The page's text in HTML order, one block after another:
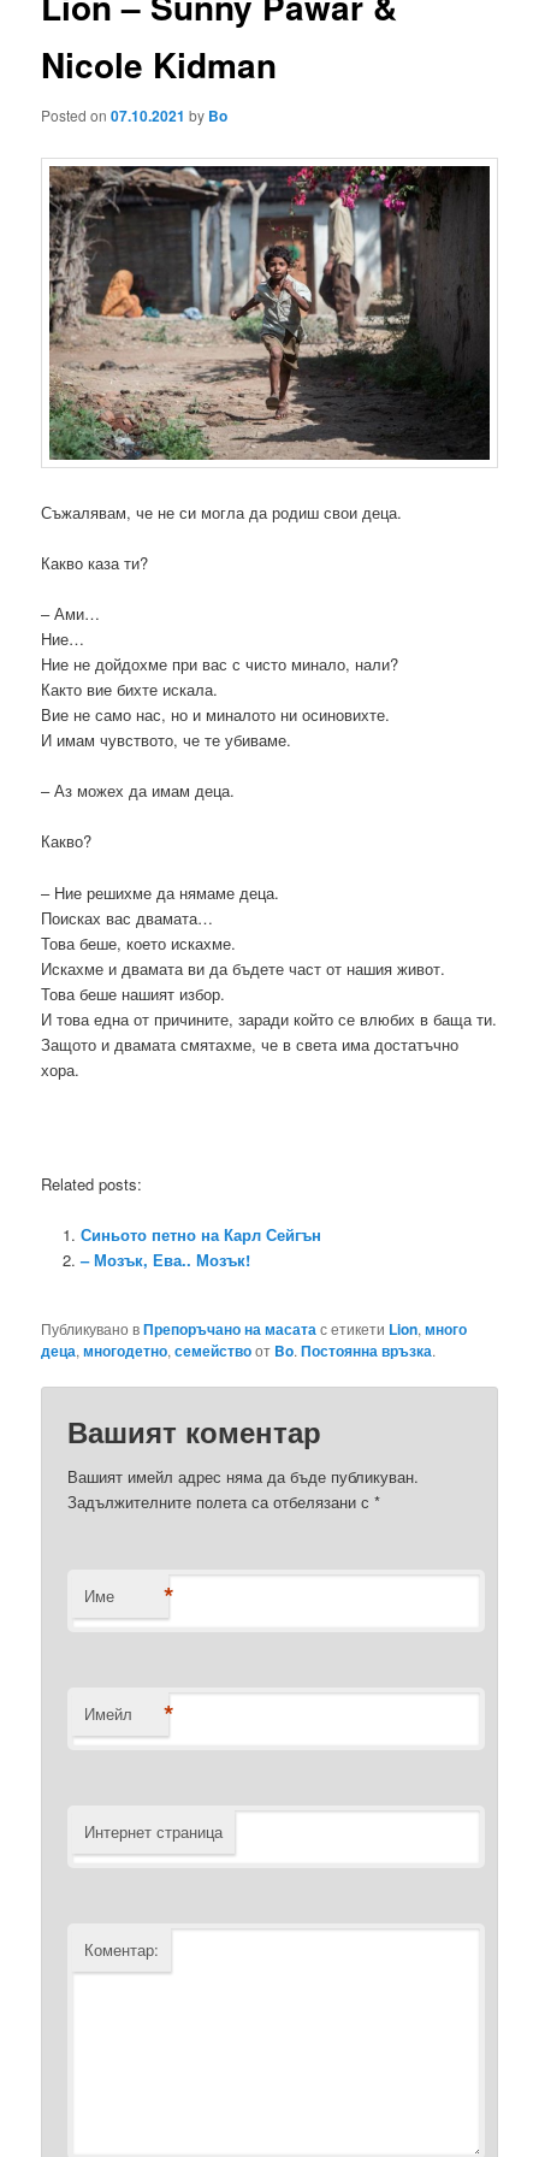
Nicole Kidman
Posted on07.10.2021 by Bo
Съжалявам, че не си могла да родиш свои деца.
Какво каза ти?
– Ами…
Ние…
Ние не дойдохме при вас с чисто минало, нали?
Както вие бихте искала.
Вие не само нас, но и миналото ни осиновихте.
И имам чувството, че те убиваме.
– Аз можех да имам деца.
Какво?
– Ние решихме да нямаме деца.
Поисках вас двамата…
Това беше, което искахме.
Искахме и двамата ви да бъдете част от нашия живот.
Това беше нашият избор.
И това една от причините, заради който се влюбих в баща ти.
Защото и двамата смятахме, че в света има достатъчно
хора.
Related posts:
Синьото петно на Карл Сейгън
– Мозък, Ева.. Мозък!
Публикувано вПрепоръчано на масатас етикети Lion,много
деца,многодетно,семействоот Bo.Постоянна връзка.
Вашият коментар
Вашият имейл адрес няма да бъде публикуван.
Задължителните полета са отбелязани с*
Име *
Имейл *
Интернет страница
Коментар: